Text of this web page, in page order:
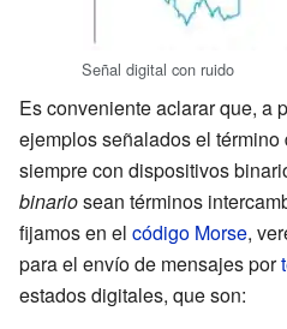
Señal digital con ruido
Es conveniente aclarar que, a
ejemplos señalados el
siempre con dispositivos
binariosean términos
fijamos en el código Morse,
para el envío de mensajes por
estados digitales, que son: